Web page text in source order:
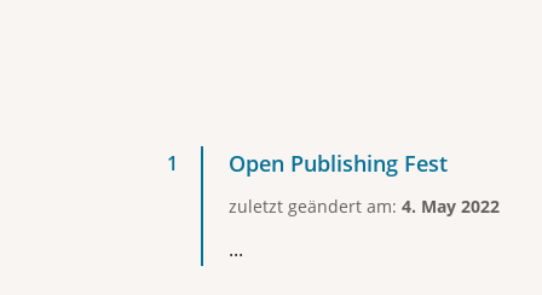
Open Publishing Fest
zuletzt geändert am: 4. May 2022
...